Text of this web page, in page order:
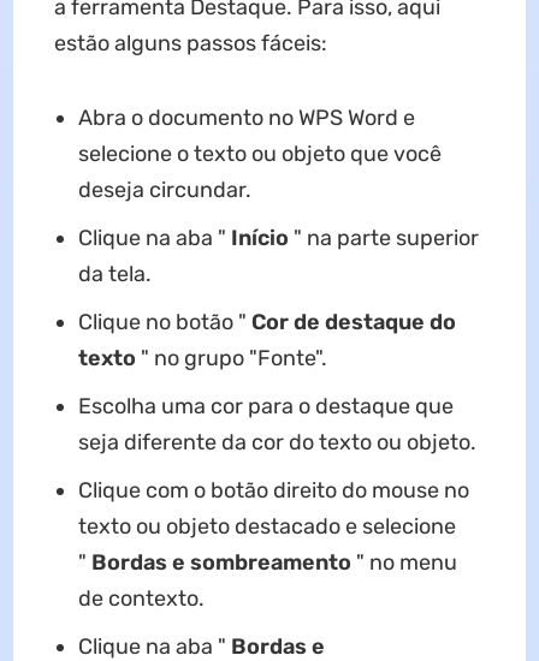
a ferramenta Destaque. Para isso, aqui
estão alguns passos fáceis:
Abra o documento no WPS Word e
selecione o texto ou objeto que você
deseja circundar.
Clique na aba " Início " na parte superior
da tela.
Clique no botão " Cor de destaque do
texto " no grupo "Fonte".
Escolha uma cor para o destaque que
seja diferente da cor do texto ou objeto.
Clique com o botão direito do mouse no
texto ou objeto destacado e selecione
" Bordas e sombreamento " no menu
de contexto.
Clique na aba " Bordas e